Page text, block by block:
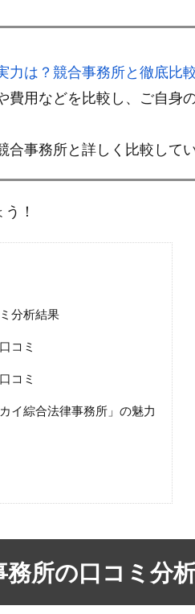
力は？競合事務所と徹底比較
費用などを比較し、ご自身
事務所と詳しく比較してい
！
分析結果
コミ
コミ
イ綜合法律事務所」の魅力
務所の口コミ分